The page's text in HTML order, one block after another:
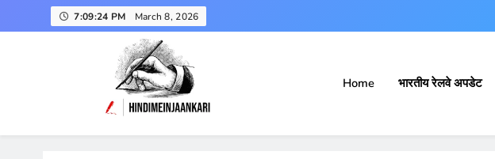
to
7:09:25 PM March 8, 2026
Home भारतीय रेलवे अपडेट